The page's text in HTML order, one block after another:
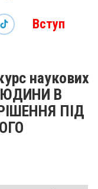
Вступ
наукових
В
ПІД